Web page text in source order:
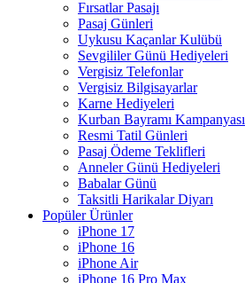
Fırsatlar Pasajı
Pasaj Günleri
Uykusu Kaçanlar Kulübü
Sevgililer Günü Hediyeleri
Vergisiz Telefonlar
Vergisiz Bilgisayarlar
Karne Hediyeleri
Kurban Bayramı Kampanyası
Resmi Tatil Günleri
Pasaj Ödeme Teklifleri
Anneler Günü Hediyeleri
Babalar Günü
Taksitli Harikalar Diyarı
Popüler Ürünler
iPhone 17
iPhone 16
iPhone Air
iPhone 16 Pro Max